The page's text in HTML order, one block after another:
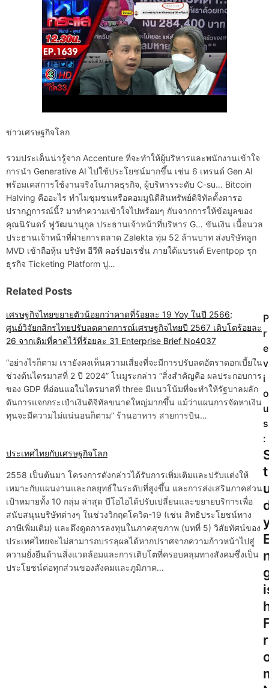
ข่าวเศรษฐกิจโลก
รวมประเด็นน่ารู้จาก Accenture ที่จะทำให้ผู้บริหารและพนักงานเข้าใจ
การนำ Generative AI ไปใช้ประโยชน์มากขึ้น เช่น 6 เทรนด์ Gen AI
พร้อมเคสการใช้งานจริงในภาคธุรกิจ, ผู้บริหารระดับ C-su… Bitcoin
Halving คืออะไร ทำไมชุมชนหรือคอมมูนิตีสินทรัพย์ดิจิทัลตั้งตารอ
ปรากฏการณ์นี้? มาทำความเข้าใจไปพร้อมๆ กันจากการให้ข้อมูลของ
คุณนิรันดร์ ฟูวัฒนานุกูล ประธานเจ้าหน้าที่บริหาร G… ขันเงิน เนื้อนวล
ประธานเจ้าหน้าที่ฝ่ายการตลาด Zalekta ทุ่ม 52 ล้านบาท ส่งบริษัทลูก
MVD เข้าถือหุ้น บริษัท อีวีพี คอร์ปอเรชั่น ภายใต้แบรนด์ Eventpop รุก
ธุรกิจ Ticketing Platform ปู…
Related Posts
เศรษฐกิจไทยขยายตัวน้อยกว่าคาดที่ร้อยละ 19 Yoy ในปี 2566;
ศูนย์วิจัยกสิกรไทยปรับลดคาดการณ์เศรษฐกิจไทยปี 2567 เติบโตร้อยละ
26 จากเดิมที่คาดไว้ที่ร้อยละ 31 Enterprise Brief No4037
“อย่างไรก็ตาม เรายังคงเห็นความเสี่ยงที่จะมีการปรับลดอัตราดอกเบี้ยใน
ช่วงต้นไตรมาสที่ 2 ปี 2024” โนมูระกล่าว “สิ่งสำคัญคือ ผลประกอบการ
ของ GDP ที่อ่อนแอในไตรมาสที่ three มีแนวโน้มที่จะทำให้รัฐบาลผลัก
ดันการแจกกระเป๋าเงินดิจิทัลขนาดใหญ่มากขึ้น แม้ว่าแผนการจัดหาเงิน
ทุนจะมีความไม่แน่นอนก็ตาม” ร้านอาหาร สายการบิน…
ประเทศไทยกับเศรษฐกิจโลก
2558 เป็นต้นมา โครงการดังกล่าวได้รับการเพิ่มเติมและปรับแต่งให้
เหมาะกับแผนงานและกลยุทธ์ในระดับที่สูงขึ้น และการส่งเสริมภาคส่วน
เป้าหมายทั้ง 10 กลุ่ม ล่าสุด บีโอไอได้ปรับเปลี่ยนและขยายบริการเพื่อ
สนับสนุนบริษัทต่างๆ ในช่วงวิกฤตโควิด-19 (เช่น สิทธิประโยชน์ทาง
ภาษีเพิ่มเติม) และดึงดูดการลงทุนในภาคสุขภาพ (บทที่ 5) วิสัยทัศน์ของ
ประเทศไทยจะไม่สามารถบรรลุผลได้หากปราศจากความก้าวหน้าไปสู่
ความยั่งยืนด้านสิ่งแวดล้อมและการเติบโตที่ครอบคลุมทางสังคมซึ่งเป็น
ประโยชน์ต่อทุกส่วนของสังคมและภูมิภาค…
P
o
s
t
n
v
i
g
a
t
i
P
r
e
v
i
o
u
s
:
t
r